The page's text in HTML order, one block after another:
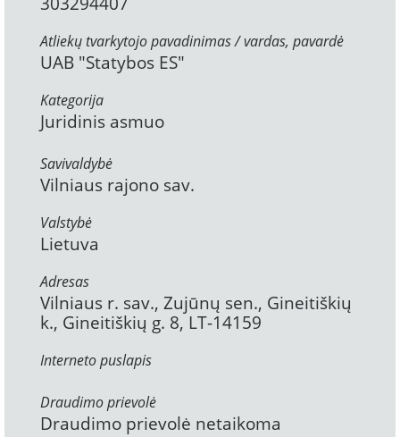
Atliekų tvarkytojo pavadinimas / vardas, pavardė
UAB "Statybos ES"
Kategorija
Juridinis asmuo
Savivaldybė
Vilniaus rajono sav.
Valstybė
Lietuva
Adresas
Vilniaus r. sav., Zujūnų sen., Gineitiškių
k., Gineitiškių g. 8, LT-14159
Interneto puslapis
Draudimo prievolė
Draudimo prievolė netaikoma